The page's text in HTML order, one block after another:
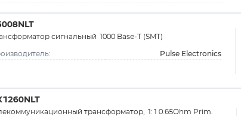
сигнальный 1000 Base-T (SMT)
Pulse Electronics
трансформатор, 1:1 0.65Ohm Prim.